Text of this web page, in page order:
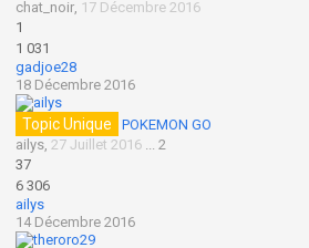
chat_noir, 17 Décembre 2016
1
1 031
gadjoe28
18 Décembre 2016
Topic Unique
POKEMON GO
ailys,27 Juillet 2016 ... 2
37
6 306
ailys
14 Décembre 2016